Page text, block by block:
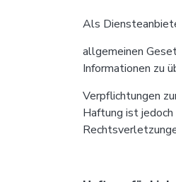
Als
allgemeinen
Informationen zu
Verpflichtungen
Haftung ist